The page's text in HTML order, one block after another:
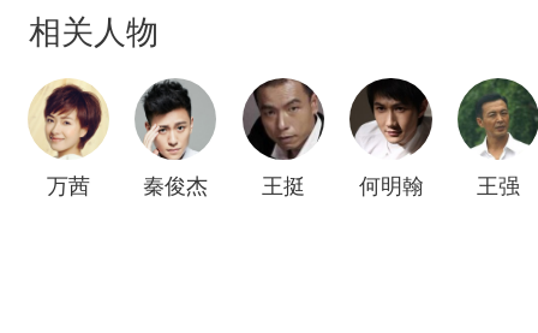
相关人物
万茜 秦俊杰 王挺 何明翰 王强